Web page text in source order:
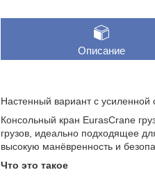
Описание
Настенный вариант с усиленной
Консольный кран EurasCrane
грузов, идеально подходящее
высокую манёвренность и
Что это такое